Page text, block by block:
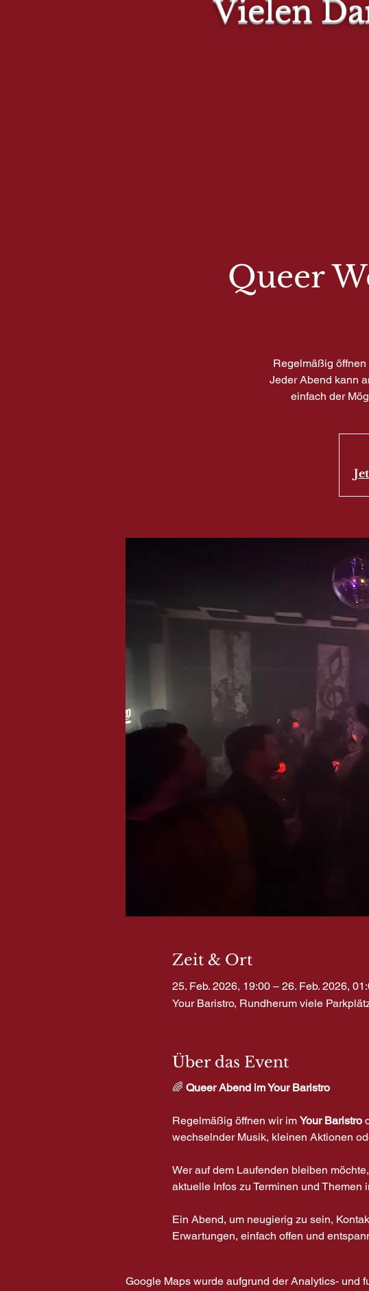
Vielen
Queer
Regelmäßig öffnen
Jeder Abend kann
einfach der
Zeit & Ort
25. Feb. 2026, 19:00 – 26. Feb. 2026,
Your Baristro, Rundherum viele
Über das Event
🌈 Queer Abend im Your Baristro
Regelmäßig öffnen wir im Your Baristro
wechselnder Musik, kleinen Aktionen
Wer auf dem Laufenden bleiben
aktuelle Infos zu Terminen und Themen
Ein Abend, um neugierig zu sein,
Erwartungen, einfach offen und
Google Maps wurde aufgrund der Analytics- und